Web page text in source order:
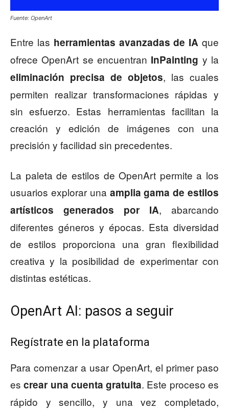
Fuente: OpenArt
Entre las herramientas avanzadas de IA que
ofrece OpenArt se encuentran InPainting y la
eliminación precisa de objetos, las cuales
permiten realizar transformaciones rápidas y
sin esfuerzo. Estas herramientas facilitan la
creación y edición de imágenes con una
precisión y facilidad sin precedentes.
La paleta de estilos de OpenArt permite a los
usuarios explorar una amplia gama de estilos
artísticos generados por IA, abarcando
diferentes géneros y épocas. Esta diversidad
de estilos proporciona una gran flexibilidad
creativa y la posibilidad de experimentar con
distintas estéticas.
OpenArt AI: pasos a seguir
Regístrate en la plataforma
Para comenzar a usar OpenArt, el primer paso
escrear una cuenta gratuita. Este proceso es
rápido y sencillo, y una vez completado,